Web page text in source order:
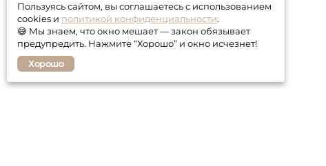
Пользуясь сайтом, вы соглашаетесь с использованием
cookies и политикой конфиденциальности.
😅 Мы знаем, что окно мешает — закон обязывает
предупредить. Нажмите “Хорошо” и окно исчезнет!
Хорошо